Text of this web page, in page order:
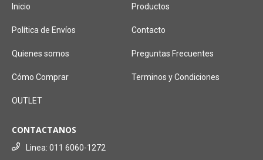
Inicio Productos
Política de Envíos Contacto
Quienes somos Preguntas Frecuentes
Cómo Comprar Terminos y Condiciones
OUTLET
CONTACTANOS
Linea: 011 6060-1272